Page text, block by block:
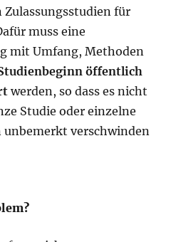
Zulassungsstudien für
muss eine
mit Umfang, Methoden
öffentlich
werden, so dass es nicht
Studie oder einzelne
unbemerkt verschwinden